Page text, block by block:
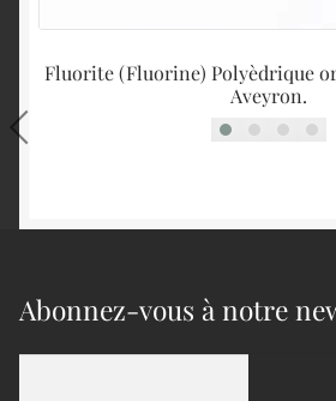
Fluorite (Fluorine) Polyèdrique
Aveyron.
Abonnez-vous à notre